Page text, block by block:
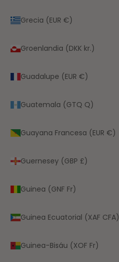
Grecia (EUR €)
Groenlandia (DKK kr.)
Guadalupe (EUR €)
Guatemala (GTQ Q)
Guayana Francesa (EUR €)
Guernesey (GBP £)
Guinea (GNF Fr)
Guinea Ecuatorial (XAF CFA)
Guinea-Bisáu (XOF Fr)